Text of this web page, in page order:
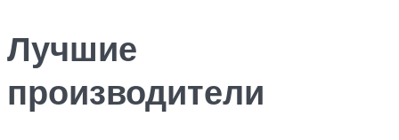
Лучшие
производители